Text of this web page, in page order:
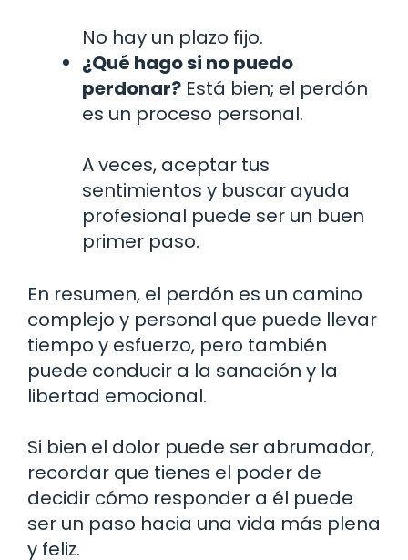
No hay un plazo fijo.
¿Qué hago si no puedo
perdonar? Está bien; el perdón
es un proceso personal.
A veces, aceptar tus
sentimientos y buscar ayuda
profesional puede ser un buen
primer paso.
En resumen, el perdón es un camino
complejo y personal que puede llevar
tiempo y esfuerzo, pero también
puede conducir a la sanación y la
libertad emocional.
Si bien el dolor puede ser abrumador,
recordar que tienes el poder de
decidir cómo responder a él puede
ser un paso hacia una vida más plena
y feliz.